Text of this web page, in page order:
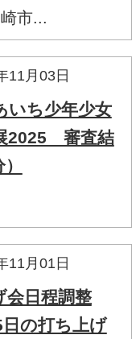
...
11月03日
ち少年少女
2025 審査結
11月01日
会日程調整
日の打ち上げ